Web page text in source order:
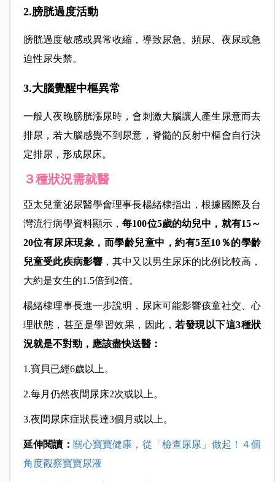
2.膀胱過度活動
膀胱過度敏感或異常收縮，導致尿急、頻尿、夜尿或急
迫性尿失禁。
3.大腦覺醒中樞異常
一般人夜晚膀胱漲尿時，會刺激大腦讓人產生尿意而去
排尿，若大腦感覺不到尿意，脊髓的反射中樞會自行決
定排尿，形成尿床。
３種狀況需就醫
亞太兒童泌尿醫學會理事長楊緒棣指出，根據國際及台
灣流行病學資料顯示，每100位5歲的幼兒中，就有15～
20位有尿床現象，而學齡兒童中，約有5至10％的學齡
兒童受此疾病影響 ，其中又以男生尿床的比例比較高，
大約是女生的1.5倍到2倍。
楊緒棣理事長進一步說明，尿床可能影響孩童社交、心
理狀態，甚至是學習效果，因此，若發現以下這3種狀
況就是不對勁，應該盡快送醫：
1.寶貝已經6歲以上。
2.每月仍然夜間尿床2次或以上。
3.夜間尿床症狀長達3個月或以上。
延伸閱讀： 關心寶寶健康，從「檢查尿尿」做起！４個
角度觀察寶寶尿液